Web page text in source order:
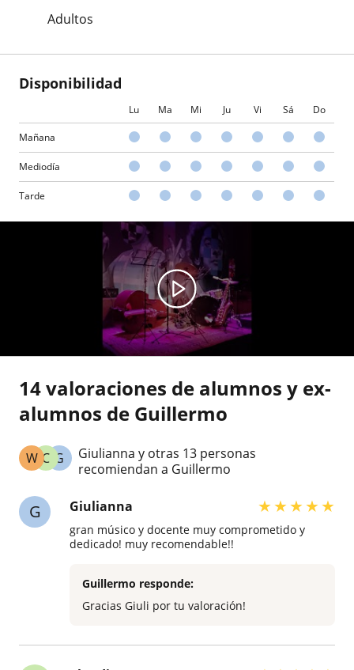
Adultos
Disponibilidad
Lu Ma Mi Ju Vi Sá Do
Mañana
Mediodía
Tarde
14 valoraciones de alumnos y ex-
alumnos de Guillermo
G
C
W
Giulianna y otras 13 personas
recomiendan a Guillermo
G Giulianna ★★★★★
gran músico y docente muy comprometido y
dedicado! muy recomendable!!
Guillermo responde:
Gracias Giuli por tu valoración!